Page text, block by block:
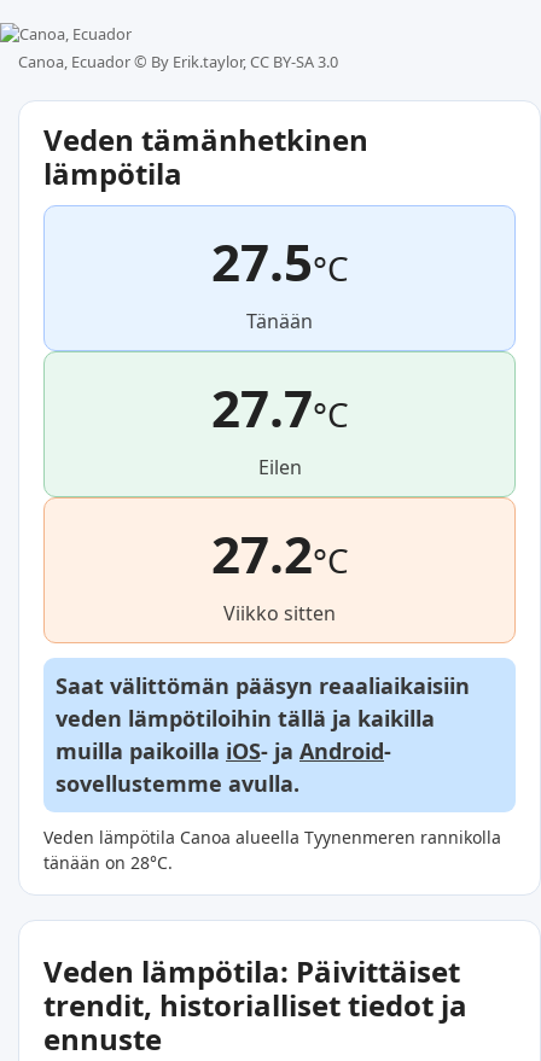
Canoa, Ecuador © By Erik.taylor, CC BY-SA 3.0
Veden tämänhetkinen
lämpötila
27.5°C
Tänään
27.7°C
Eilen
27.2°C
Viikko sitten
Saat välittömän pääsyn reaaliaikaisiin
veden lämpötiloihin tällä ja kaikilla
muilla paikoilla iOS- ja Android-
sovellustemme avulla.
Veden lämpötila Canoa alueella Tyynenmeren rannikolla
tänään on 28°C.
Veden lämpötila: Päivittäiset
trendit, historialliset tiedot ja
ennuste